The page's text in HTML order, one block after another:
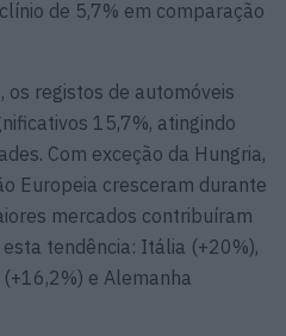
de 5,7% em comparação
os registos de automóveis
15,7%, atingindo
Com exceção da Hungria,
Europeia cresceram durante
mercados contribuíram
tendência: Itália (+20%),
e Alemanha